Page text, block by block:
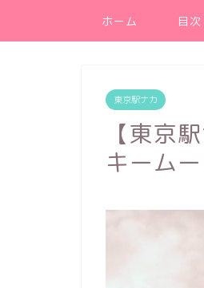
ホーム 目次
東京駅ナカ
【東京
キーム